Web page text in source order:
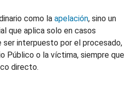
como la apelación, sino un
que aplica solo en casos
ser interpuesto por el procesado,
Público o la víctima, siempre que
directo.